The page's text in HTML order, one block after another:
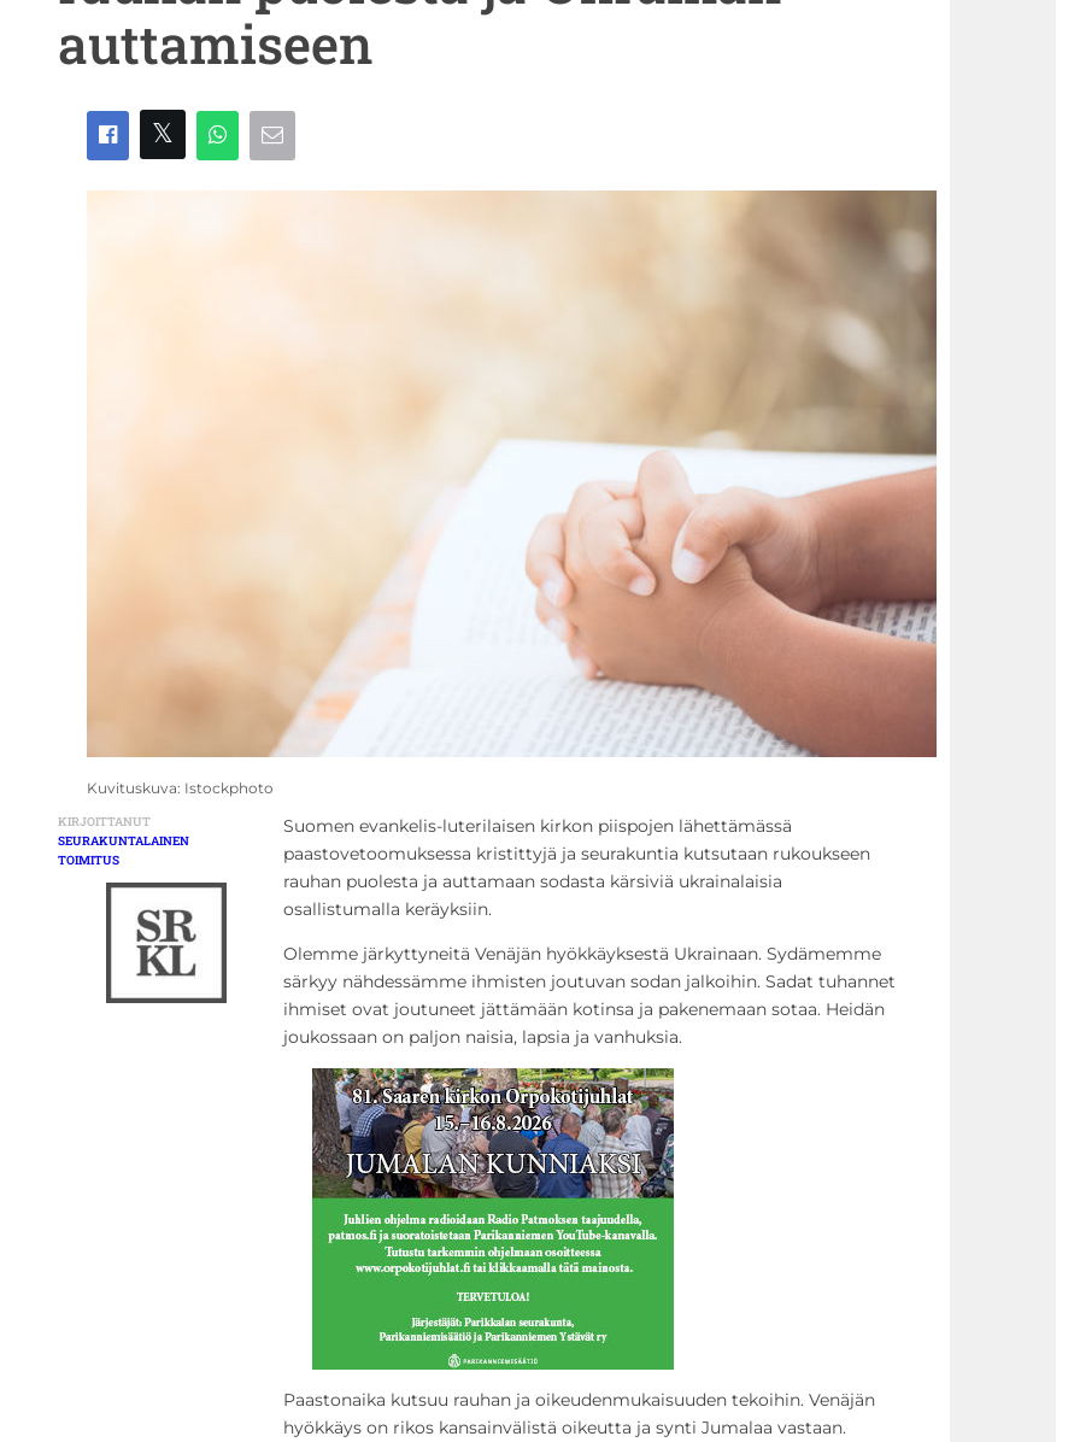
auttamiseen
Kuvituskuva: Istockphoto
KIRJOITTANUT
SEURAKUNTALAINEN
TOIMITUS
Suomen evankelis-luterilaisen kirkon piispojen lähettämässä
paastovetoomuksessa kristittyjä ja seurakuntia kutsutaan rukoukseen
rauhan puolesta ja auttamaan sodasta kärsiviä ukrainalaisia
osallistumalla keräyksiin.
Olemme järkyttyneitä Venäjän hyökkäyksestä Ukrainaan. Sydämemme
särkyy nähdessämme ihmisten joutuvan sodan jalkoihin. Sadat tuhannet
ihmiset ovat joutuneet jättämään kotinsa ja pakenemaan sotaa. Heidän
joukossaan on paljon naisia, lapsia ja vanhuksia.
Paastonaika kutsuu rauhan ja oikeudenmukaisuuden tekoihin. Venäjän
hyökkäys on rikos kansainvälistä oikeutta ja synti Jumalaa vastaan.